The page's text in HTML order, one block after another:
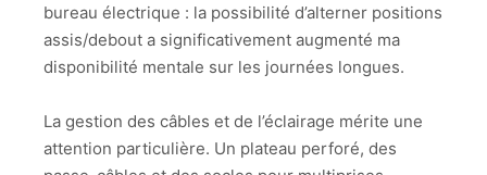
bureau électrique : la possibilité d’alterner positions
assis/debout a significativement augmenté ma
disponibilité mentale sur les journées longues.
La gestion des câbles et de l’éclairage mérite une
attention particulière. Un plateau perforé, des